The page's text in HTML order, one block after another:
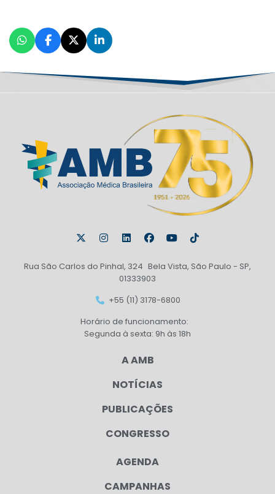
Rua São Carlos do Pinhal, 324 Bela Vista, São Paulo - SP,
01333903
+55 (11) 3178-6800
Horário de funcionamento:
Segunda à sexta: 9h às 18h
A AMB
NOTÍCIAS
PUBLICAÇÕES
CONGRESSO
AGENDA
CAMPANHAS